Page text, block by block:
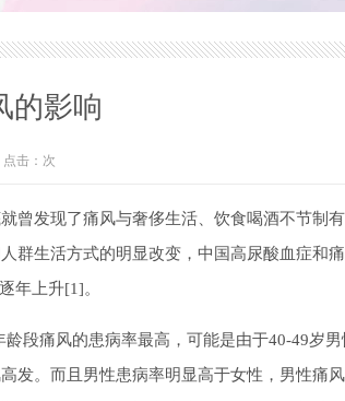
的影响
点击： 次
发现了痛风与奢侈生活、饮食喝酒不节制
群生活方式的明显改变，中国高尿酸血症和
年上升[1]。
痛风的患病率最高，可能是由于40-49岁男
发。而且男性患病率明显高于女性，男性痛